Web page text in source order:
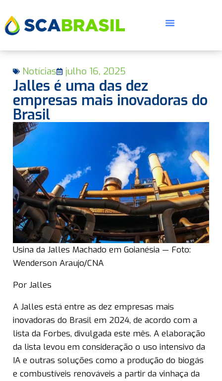
Notícias julho 16, 2025
Jalles é uma das dez
empresas mais inovadoras do
Brasil
Usina da Jalles Machado em Goianésia — Foto:
Wenderson Araujo/CNA
Por Jalles
A Jalles está entre as dez empresas mais
inovadoras do Brasil em 2024, de acordo com a
lista da Forbes, divulgada este mês. A elaboração
da lista levou em consideração o uso intensivo da
IA e outras soluções como a produção do biogás
e combustíveis renováveis a partir da vinhaça da